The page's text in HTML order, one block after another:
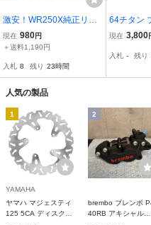
激安！WR250X純正リア
ブレーキキャリパー！DG
15J/WR250R
現在 980円
＋送料1,190円
入札 8 残り 23時間
64チタン
ピン ブレ
バージョ
現在 3,800
入札 - 残り
人気の製品
1
YAMAHA
ヤマハ マジェスティ
125 5CA ディスクプ
2
brembo ブレンボ
40RB アキシャル